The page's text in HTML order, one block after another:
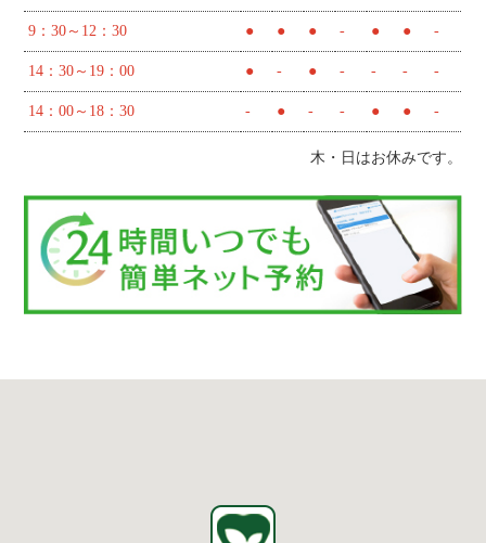
9：30～12：30 ● ● ● - ● ● -
14：30～19：00 ● - ● - - - -
14：00～18：30 - ● - - ● ● -
木・日はお休みです。